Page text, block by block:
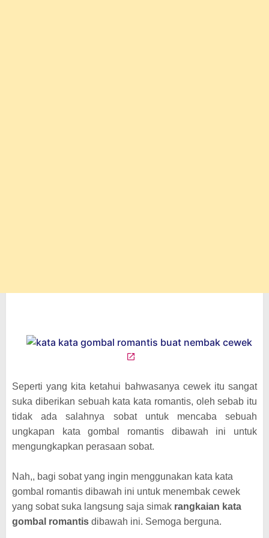
Seperti yang kita ketahui bahwasanya cewek itu sangat
suka diberikan sebuah kata kata romantis, oleh sebab itu
tidak ada salahnya sobat untuk mencaba sebuah
ungkapan kata gombal romantis dibawah ini untuk
mengungkapkan perasaan sobat.
Nah,, bagi sobat yang ingin menggunakan kata kata
gombal romantis dibawah ini untuk menembak cewek
yang sobat suka langsung saja simak rangkaian kata
gombal romantis dibawah ini. Semoga berguna.